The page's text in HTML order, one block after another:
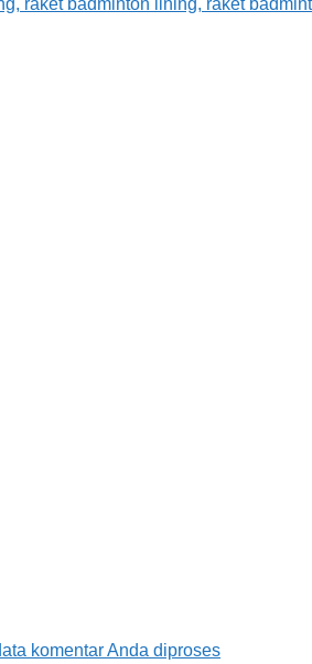
komentar Anda diproses